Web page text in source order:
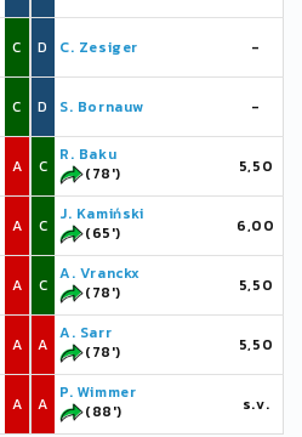
C
C
A
A
A
A
A
D C. Zesiger -
D S. Bornauw -
C
R. Baku
(78')
5,50
C
J. Kamiński
(65')
6,00
C
A. Vranckx
(78')
5,50
A
A. Sarr
(78')
5,50
A
P. Wimmer
(88')
s.v.